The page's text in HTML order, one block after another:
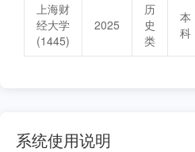
上海财
经大学
(1445)
2025
历
史
类
本
科
系统使用说明